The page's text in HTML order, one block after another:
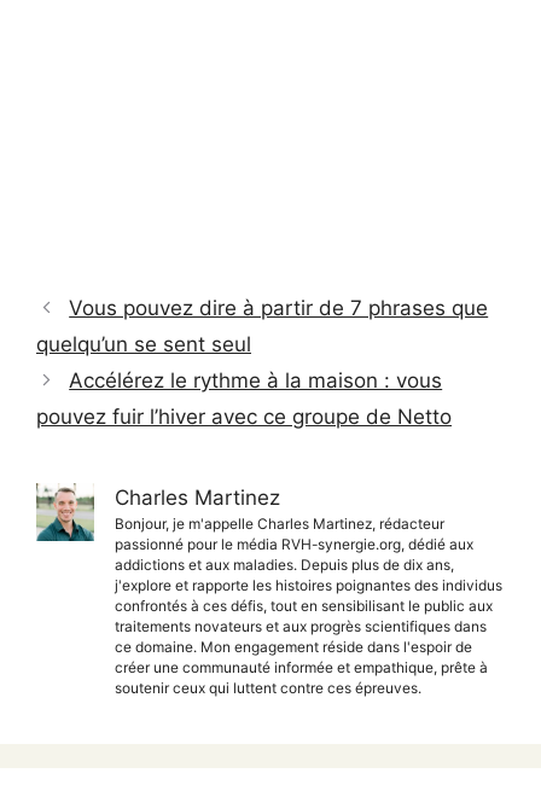
Vous pouvez dire à partir de 7 phrases que
quelqu’un se sent seul
Accélérez le rythme à la maison : vous
pouvez fuir l’hiver avec ce groupe de Netto
Charles Martinez
Bonjour, je m'appelle Charles Martinez, rédacteur
passionné pour le média RVH-synergie.org, dédié aux
addictions et aux maladies. Depuis plus de dix ans,
j'explore et rapporte les histoires poignantes des individus
confrontés à ces défis, tout en sensibilisant le public aux
traitements novateurs et aux progrès scientifiques dans
ce domaine. Mon engagement réside dans l'espoir de
créer une communauté informée et empathique, prête à
soutenir ceux qui luttent contre ces épreuves.